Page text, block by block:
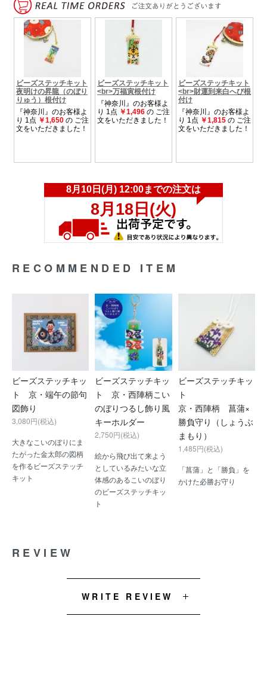
RECOMMENDED ITEM
ビーズステッチキッ
ト 京・端午の節句
図飾り
3,080円(税込)
大きなこいのぼりにま
たがった金太郎の図柄
を作るビーズステッチ
キット
ビーズステッチキッ
ト 京・西陣柄こい
のぼりつるし飾り風
キーホルダー
2,750円(税込)
絵から飛び出て来よう
としているみたいな立
体感のあるこいのぼり
のビーズステッチキッ
ト
ビーズステッチキッ
ト
京・西陣柄 菖蒲×
勝負守り（しょうぶ
まもり）
1,485円(税込)
「菖蒲」と「勝負」を
かけた必勝お守り
REVIEW
WRITE REVIEW